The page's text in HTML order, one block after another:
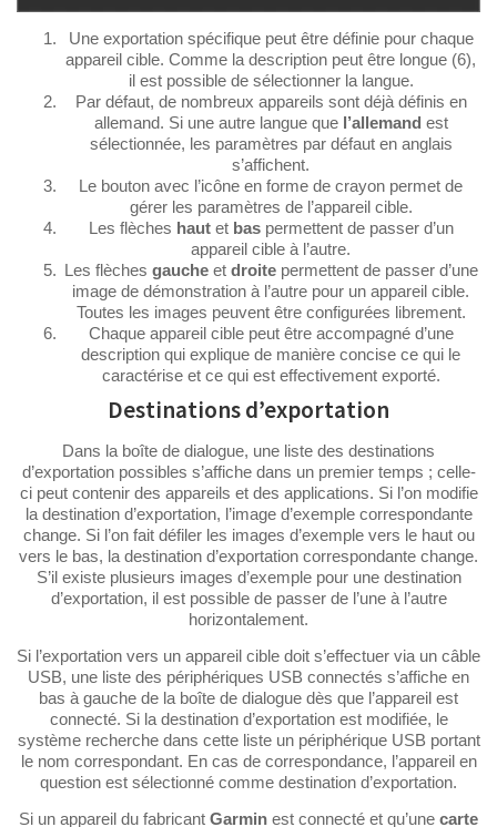
Une exportation spécifique peut être définie pour chaque
appareil cible. Comme la description peut être longue (6),
il est possible de sélectionner la langue.
Par défaut, de nombreux appareils sont déjà définis en
allemand. Si une autre langue que l’allemand est
sélectionnée, les paramètres par défaut en anglais
s’affichent.
Le bouton avec l’icône en forme de crayon permet de
gérer les paramètres de l’appareil cible.
Les flèches hautet baspermettent de passer d’un
appareil cible à l’autre.
Les flèches gaucheet droitepermettent de passer d’une
image de démonstration à l’autre pour un appareil cible.
Toutes les images peuvent être configurées librement.
Chaque appareil cible peut être accompagné d’une
description qui explique de manière concise ce qui le
caractérise et ce qui est effectivement exporté.
Destinations d’exportation
Dans la boîte de dialogue, une liste des destinations
d’exportation possibles s’affiche dans un premier temps ; celle-
ci peut contenir des appareils et des applications. Si l’on modifie
la destination d’exportation, l’image d’exemple correspondante
change. Si l’on fait défiler les images d’exemple vers le haut ou
vers le bas, la destination d’exportation correspondante change.
S’il existe plusieurs images d’exemple pour une destination
d’exportation, il est possible de passer de l’une à l’autre
horizontalement.
Si l’exportation vers un appareil cible doit s’effectuer via un câble
USB, une liste des périphériques USB connectés s’affiche en
bas à gauche de la boîte de dialogue dès que l’appareil est
connecté. Si la destination d’exportation est modifiée, le
système recherche dans cette liste un périphérique USB portant
le nom correspondant. En cas de correspondance, l’appareil en
question est sélectionné comme destination d’exportation.
Si un appareil du fabricant Garmin est connecté et qu’une carte